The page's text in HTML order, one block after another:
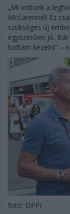
„Mi voltunk a
McLarennél! Ez
szükséges új
egyszerűen jó.
tudtam kezelni” –
fotó: DPPI